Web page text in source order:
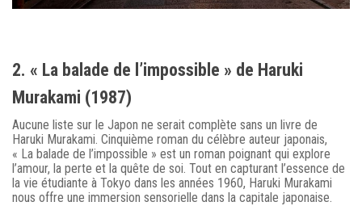
2. « La balade de l’impossible » de Haruki
Murakami (1987)
Aucune liste sur le Japon ne serait complète sans un livre de
Haruki Murakami. Cinquième roman du célèbre auteur japonais,
« La balade de l’impossible » est un roman poignant qui explore
l’amour, la perte et la quête de soi. Tout en capturant l’essence de
la vie étudiante à Tokyo dans les années 1960, Haruki Murakami
nous offre une immersion sensorielle dans la capitale japonaise.